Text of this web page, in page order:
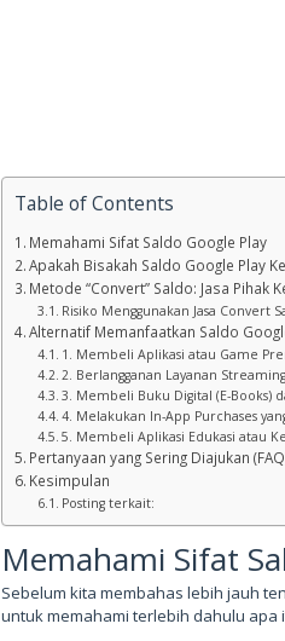
Table of Contents
Memahami Sifat Saldo Google Play
Apakah Bisakah Saldo Google Play Ke
Metode “Convert” Saldo: Jasa Pihak
Risiko Menggunakan Jasa Convert
Alternatif Memanfaatkan Saldo
1. Membeli Aplikasi atau Game
2. Berlangganan Layanan
3. Membeli Buku Digital (E-Books)
4. Melakukan In-App Purchases
5. Membeli Aplikasi Edukasi atau
Pertanyaan yang Sering Diajukan
Kesimpulan
Posting terkait:
Memahami Sifat
Sebelum kita membahas lebih jauh
untuk memahami terlebih dahulu apa